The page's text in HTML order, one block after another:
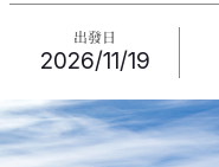
出發日
2026/11/19